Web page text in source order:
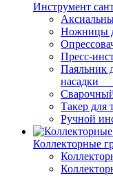
Инструмент
Ножницы
Пресс-
Паяльник
насадки
Такер для
Ручной
Коллекторные